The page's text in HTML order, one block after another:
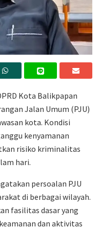
Kota Balikpapan
Jalan Umum (PJU)
kota. Kondisi
kenyamanan
risiko kriminalitas
hari.
persoalan PJU
di berbagai wilayah.
fasilitas dasar yang
dan aktivitas